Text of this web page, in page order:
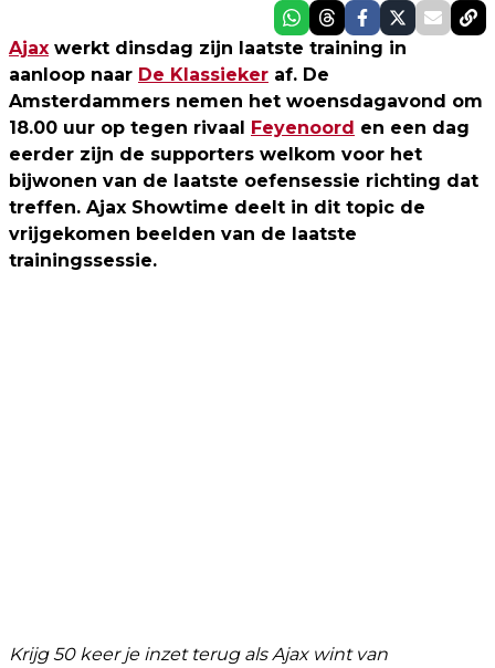
Ajax werkt dinsdag zijn laatste training in
aanloop naar De Klassieker af. De
Amsterdammers nemen het woensdagavond om
18.00 uur op tegen rivaal Feyenoord en een dag
eerder zijn de supporters welkom voor het
bijwonen van de laatste oefensessie richting dat
treffen. Ajax Showtime deelt in dit topic de
vrijgekomen beelden van de laatste
trainingssessie.
Krijg 50 keer je inzet terug als Ajax wint van